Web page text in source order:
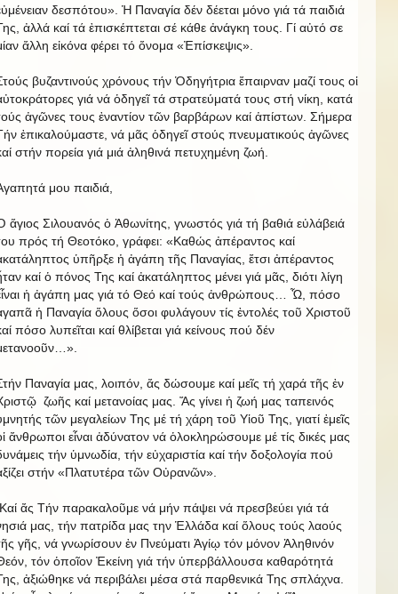
δεσπότου». Ἡ Παναγία δέν δέεται μόνο γιά τά παιδιά
ἀλλά καί τά ἐπισκέπτεται σέ κάθε ἀνάγκη τους. Γί αὐτό σε
ἄλλη εἰκόνα φέρει τό ὄνομα «Ἐπίσκεψις».
βυζαντινούς χρόνους τήν Ὁδηγήτρια ἔπαιρναν μαζί τους οἱ
γιά νά ὁδηγεῖ τά στρατεύματά τους στή νίκη, κατά
ἀγῶνες τους ἐναντίον τῶν βαρβάρων καί ἀπίστων. Σήμερα
ἐπικαλούμαστε, νά μᾶς ὁδηγεῖ στούς πνευματικούς ἀγῶνες
στήν πορεία γιά μιά ἀληθινά πετυχημένη ζωή.
μου παιδιά,
ἅγιος Σιλουανός ὁ Ἀθωνίτης, γνωστός γιά τή βαθιά εὐλάβειά
πρός τή Θεοτόκο, γράφει: «Καθώς ἀπέραντος καί
ὑπῆρξε ἡ ἀγάπη τῆς Παναγίας, ἔτσι ἀπέραντος
καί ὁ πόνος Της καί ἀκατάληπτος μένει γιά μᾶς, διότι λίγη
ἡ ἀγάπη μας γιά τό Θεό καί τούς ἀνθρώπους… Ὦ, πόσο
ἡ Παναγία ὅλους ὅσοι φυλάγουν τίς ἐντολές τοῦ Χριστοῦ
πόσο λυπεῖται καί θλίβεται γιά κείνους πού δέν
Παναγία μας, λοιπόν, ἄς δώσουμε καί μεῖς τή χαρά τῆς ἐν
ζωῆς καί μετανοίας μας. Ἄς γίνει ἡ ζωή μας ταπεινός
τῶν μεγαλείων Της μέ τή χάρη τοῦ Υἱοῦ Της, γιατί ἐμεῖς
ἄνθρωποι εἶναι ἀδύνατον νά ὁλοκληρώσουμε μέ τίς δικές μας
τήν ὑμνωδία, τήν εὐχαριστία καί τήν δοξολογία πού
στήν «Πλατυτέρα τῶν Οὐρανῶν».
ἄς Τήν παρακαλοῦμε νά μήν πάψει νά πρεσβεύει γιά τά
μας, τήν πατρίδα μας την Ἑλλάδα καί ὅλους τούς λαούς
γῆς, νά γνωρίσουν ἐν Πνεύματι Ἁγίῳ τόν μόνον Ἀληθινόν
τόν ὁποῖον Ἐκείνη γιά τήν ὑπερβάλλουσα καθαρότητά
ἀξιώθηκε νά περιβάλει μέσα στά παρθενικά Της σπλάχνα.